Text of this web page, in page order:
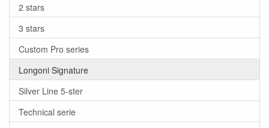
2 stars
3 stars
Custom Pro series
Longoni Signature
Silver Line 5-ster
Technical serie